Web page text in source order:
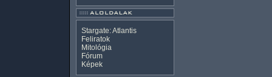
Stargate: Atlantis
Feliratok
Mitológia
Fórum
Képek